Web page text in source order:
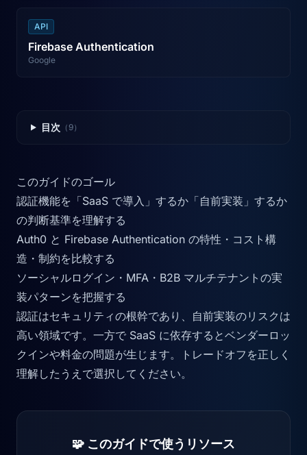
API
Firebase Authentication
Google
目次 （9）
このガイドのゴール
認証機能を「SaaS で導入」するか「自前実装」するか
の判断基準を理解する
Auth0 と Firebase Authentication の特性・コスト構
造・制約を比較する
ソーシャルログイン・MFA・B2B マルチテナントの実
装パターンを把握する
認証はセキュリティの根幹であり、自前実装のリスクは
高い領域です。一方で SaaS に依存するとベンダーロッ
クインや料金の問題が生じます。トレードオフを正しく
理解したうえで選択してください。
🧩 このガイドで使うリソース